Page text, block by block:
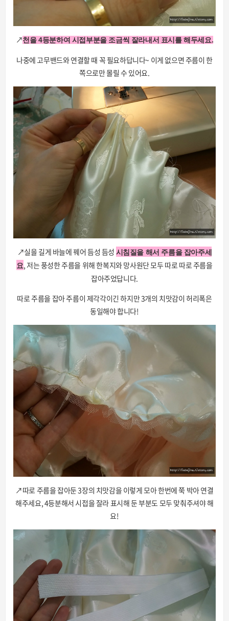
↗천을 4등분하여 시접부분을 조금씩 잘라내서 표시를 해두세요.
나중에 고무밴드와 연결할 때 꼭 필요하답니다~ 이게 없으면 주름이 한
쪽으로만 몰릴 수 있어요.
↗실을 길게 바늘에 꿰어 듬성 듬성 시침질을 해서 주름을 잡아주세
요, 저는 풍성한 주름을 위해 한복지와 망사원단 모두 따로 따로 주름을
잡아주었답니다.
따로 주름을 잡아 주름이 제각각이긴 하지만 3개의 치맛감이 허리폭은
동일해야 합니다!
↗따로 주름을 잡아둔 3장의 치맛감을 이렇게 모아 한번에 쭉 박아 연결
해주세요, 4등분해서 시접을 잘라 표시해 둔 부분도 모두 맞춰주셔야 해
요!